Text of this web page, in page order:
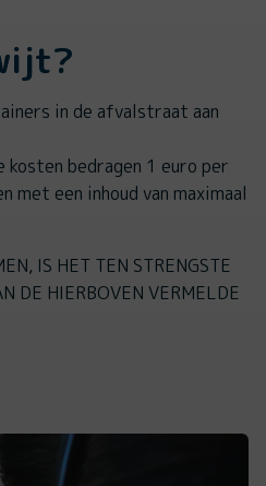
in de afvalstraat aan
kosten bedragen 1 euro per
een inhoud van maximaal
IS HET TEN STRENGSTE
DE HIERBOVEN VERMELDE